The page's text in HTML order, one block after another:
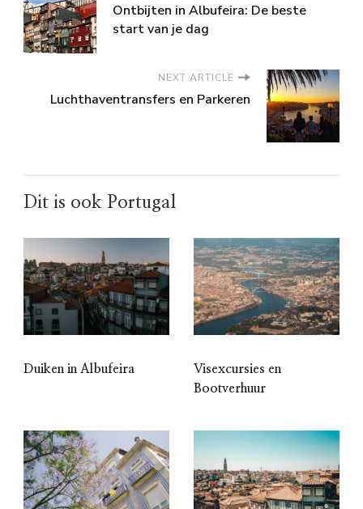
Ontbijten in Albufeira: De beste
start van je dag
NEXT ARTICLE
Luchthaventransfers en Parkeren
Dit is ook Portugal
Duiken in Albufeira
Visexcursies en
Bootverhuur